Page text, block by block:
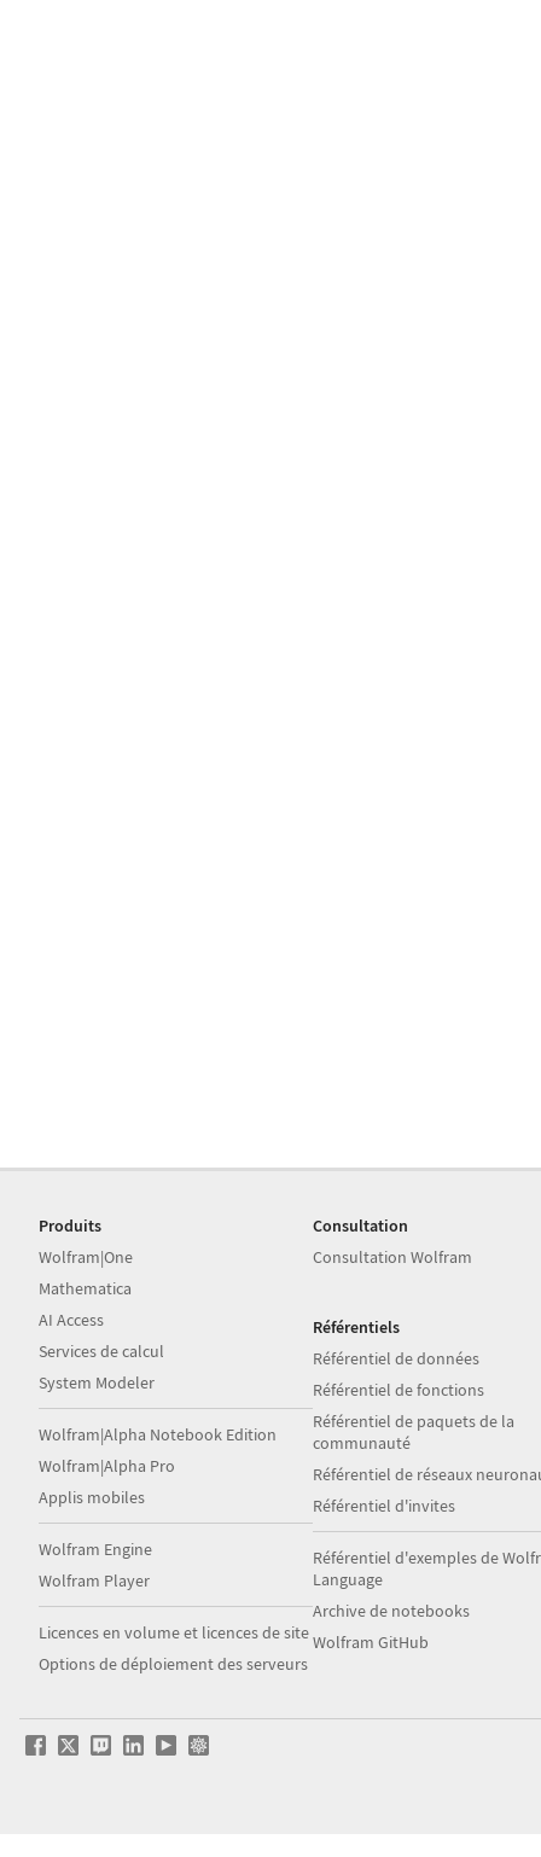
Produits
Wolfram|One
Mathematica
AI Access
Services de calcul
System Modeler
Wolfram|Alpha Notebook Edition
Wolfram|Alpha Pro
Applis mobiles
Wolfram Engine
Wolfram Player
Licences en volume et licences de site
Options de déploiement des serveurs
Consultation
Consultation Wolfram
Référentiels
Référentiel de données
Référentiel de fonctions
Référentiel de paquets de la
communauté
Référentiel de réseaux
Référentiel d'invites
Référentiel d'exemples de
Language
Archive de notebooks
Wolfram GitHub